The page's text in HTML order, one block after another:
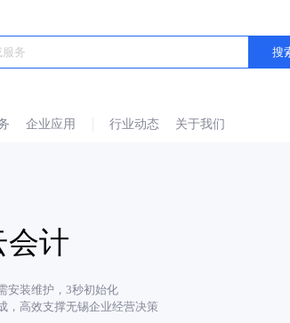
企业应用 行业动态 关于我们
会计
安装维护，3秒初始化
，高效支撑无锡企业经营决策